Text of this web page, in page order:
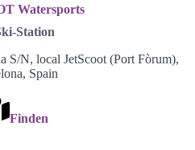
Watersports
Station
S/N, local JetScoot (Port Fòrum),
Spain
Finden